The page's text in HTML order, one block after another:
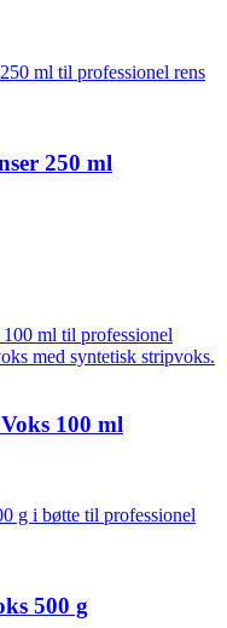
250 ml
100 ml
500 g